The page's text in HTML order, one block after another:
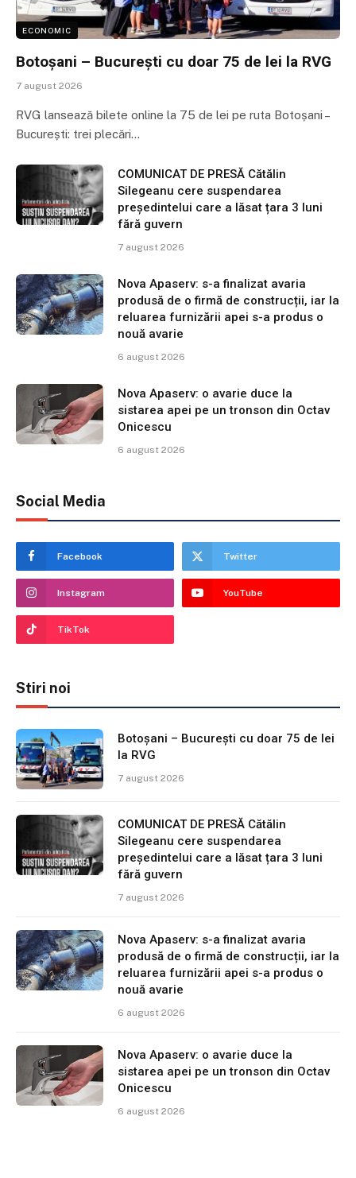
ECONOMIC
Botoșani – București cu doar 75 de lei la RVG
7 august 2026
RVG lansează bilete online la 75 de lei pe ruta Botoșani –
București: trei plecări…
COMUNICAT DE PRESĂ Cătălin
Silegeanu cere suspendarea
președintelui care a lăsat țara 3 luni
fără guvern
7 august 2026
Nova Apaserv: s-a finalizat avaria
produsă de o firmă de construcții, iar la
reluarea furnizării apei s-a produs o
nouă avarie
6 august 2026
Nova Apaserv: o avarie duce la
sistarea apei pe un tronson din Octav
Onicescu
6 august 2026
Social Media
Facebook Twitter
Instagram YouTube
TikTok
Stiri noi
Botoșani – București cu doar 75 de lei
la RVG
7 august 2026
COMUNICAT DE PRESĂ Cătălin
Silegeanu cere suspendarea
președintelui care a lăsat țara 3 luni
fără guvern
7 august 2026
Nova Apaserv: s-a finalizat avaria
produsă de o firmă de construcții, iar la
reluarea furnizării apei s-a produs o
nouă avarie
6 august 2026
Nova Apaserv: o avarie duce la
sistarea apei pe un tronson din Octav
Onicescu
6 august 2026